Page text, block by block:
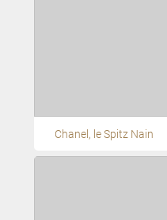
Chanel, le Spitz Nain